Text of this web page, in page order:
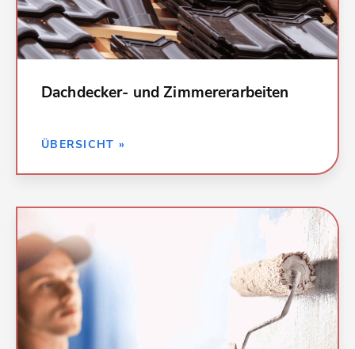
Dachdecker- und Zimmererarbeiten
ÜBERSICHT »
Kalkulationsdaten für alle Leistungen bei
Trockenbau-, Bodenbelags- und Malerarbeiten:
023 Putz- und Stuckarbeiten,
Wärmedämmsysteme
028 Parkett-, Holzpflasterarbeiten
033 Baureinigungsarbeiten